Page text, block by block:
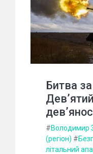
Битва
#Володимир
(регіон) #
літальний